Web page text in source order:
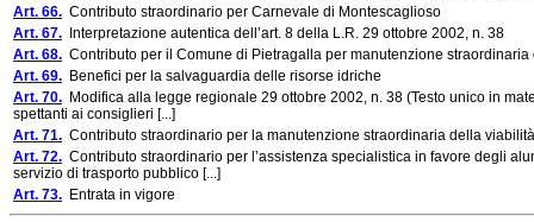
Art. 66. Contributo straordinario per Carnevale di Montescaglioso
Art. 67. Interpretazione autentica dell’art. 8 della L.R. 29 ottobre 2002, n. 38
Art. 68. Contributo per il Comune di Pietragalla per manutenzione
Art. 69. Benefici per la salvaguardia delle risorse idriche
Art. 70. Modifica alla legge regionale 29 ottobre 2002, n. 38 (Testo unico in
spettanti ai consiglieri [...]
Art. 71. Contributo straordinario per la manutenzione straordinaria della
Art. 72. Contributo straordinario per l’assistenza specialistica in favore degli
servizio di trasporto pubblico [...]
Art. 73. Entrata in vigore